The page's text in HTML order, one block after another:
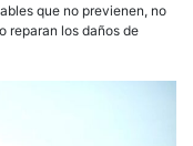
que no previenen, no
reparan los daños de